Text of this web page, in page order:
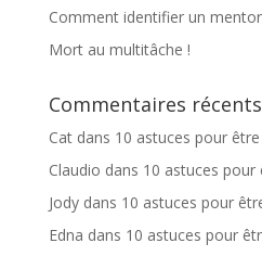
Comment identifier un
Mort au multitâche !
Commentaires récents
Catdans 10 astuces pour
Claudio dans 10 astuces pour
Jodydans 10 astuces pour
Edna dans 10 astuces pour